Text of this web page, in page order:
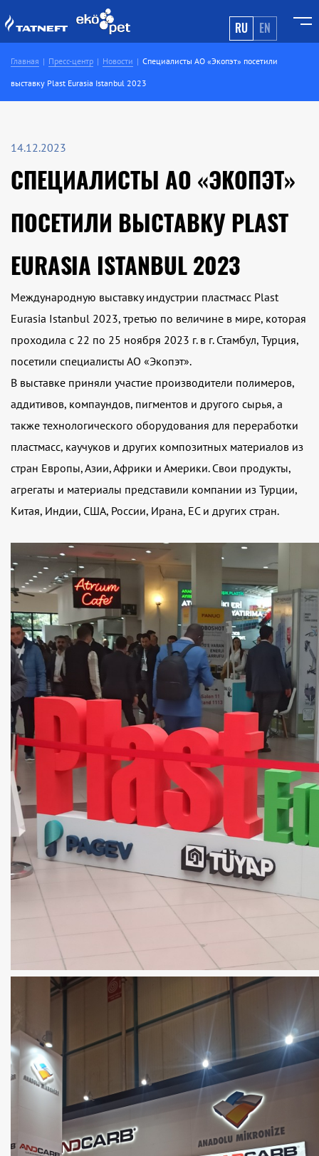
RU EN
Главная Пресс-центр Новости Специалисты АО «Экопэт» посетили
выставку Plast Eurasia Istanbul 2023
14.12.2023
СПЕЦИАЛИСТЫ АО «ЭКОПЭТ»
ПОСЕТИЛИ ВЫСТАВКУ PLAST
EURASIA ISTANBUL 2023
Международную выставку индустрии пластмасс Plast
Eurasia Istanbul 2023, третью по величине в мире, которая
проходила с 22 по 25 ноября 2023 г. в г. Стамбул, Турция,
посетили специалисты АО «Экопэт».
В выставке приняли участие производители полимеров,
аддитивов, компаундов, пигментов и другого сырья, а
также технологического оборудования для переработки
пластмасс, каучуков и других композитных материалов из
стран Европы, Азии, Африки и Америки. Свои продукты,
агрегаты и материалы представили компании из Турции,
Китая, Индии, США, России, Ирана, ЕС и других стран.